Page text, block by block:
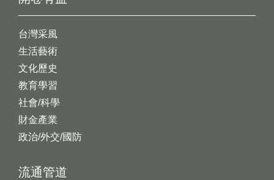
台灣采風
生活藝術
文化歷史
教育學習
社會/科學
財金產業
政治/外交/國防
流通管道